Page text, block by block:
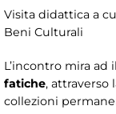
Visita didattica a
Beni Culturali
L’incontro mira
fatiche, attraverso
collezioni